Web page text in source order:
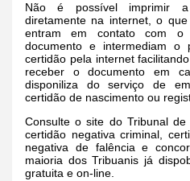
Não é possível imprimir
diretamente na internet, o
entram em contato com o
documento e intermediam
certidão pela internet
receber o documento em
disponiliza do serviço de
certidão de nascimento ou
Consulte o site do Tribunal
certidão negativa criminal,
negativa de falência e
maioria dos Tribuanis já
gratuita e on-line.